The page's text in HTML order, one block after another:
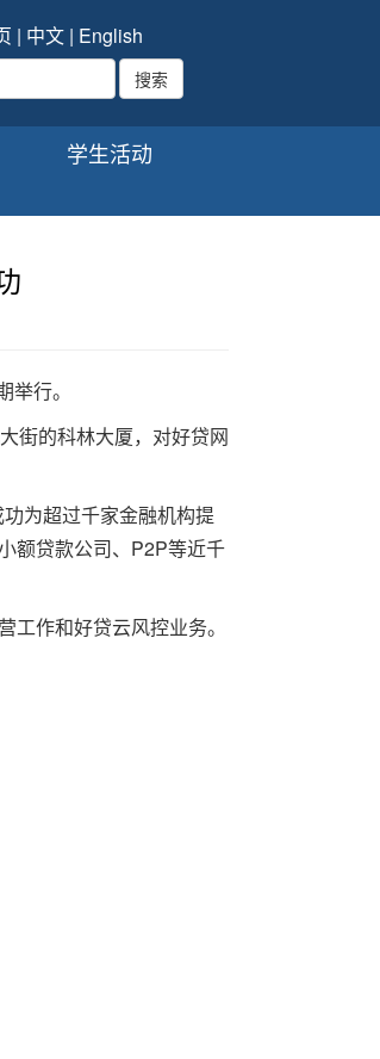
| 中文 | English
学生活动
行。
街的科林大厦，对好贷网
为超过千家金融机构提
额贷款公司、P2P等近千
作和好贷云风控业务。